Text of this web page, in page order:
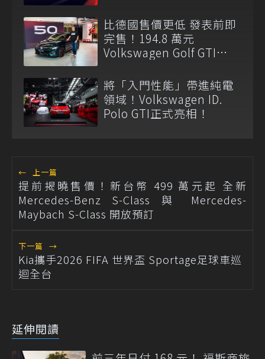
比德國售價更低 發表前即
完售！194.8 萬元
Volkswagen Golf GTI
將「入門性能」帶進純電
領域！Volkswagen ID.
Polo GTI正式亮相！
← 上一篇
提前揭曉售價！新台幣 499 萬元起 全新
Mercedes-Benz S-Class 與 Mercedes-
Maybach S-Class 開放預訂
下一篇 →
Kia攜手2026 FIFA 世界盃 Sportage足球車巡
迴全台
延伸閱讀